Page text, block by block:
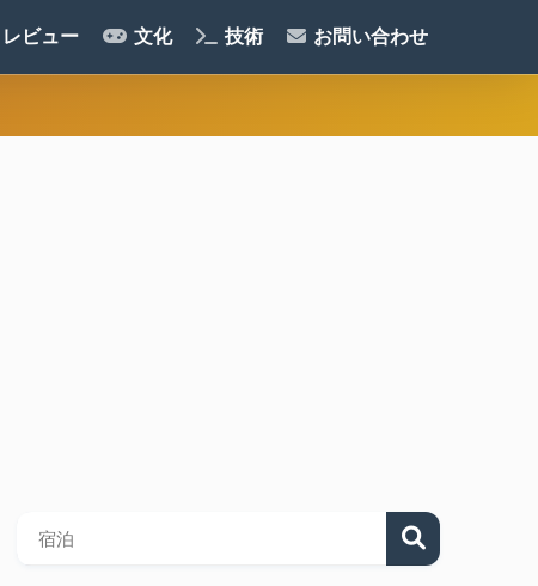
レビュー 文化 技術 お問い合わせ